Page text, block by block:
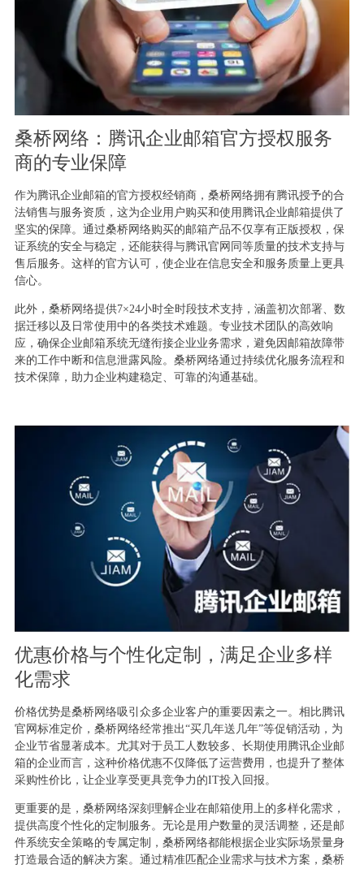
桑桥网络：腾讯企业邮箱官方授权服务
商的专业保障
作为腾讯企业邮箱的官方授权经销商，桑桥网络拥有腾讯授予的合
法销售与服务资质，这为企业用户购买和使用腾讯企业邮箱提供了
坚实的保障。通过桑桥网络购买的邮箱产品不仅享有正版授权，保
证系统的安全与稳定，还能获得与腾讯官网同等质量的技术支持与
售后服务。这样的官方认可，使企业在信息安全和服务质量上更具
信心。
此外，桑桥网络提供7×24小时全时段技术支持，涵盖初次部署、数
据迁移以及日常使用中的各类技术难题。专业技术团队的高效响
应，确保企业邮箱系统无缝衔接企业业务需求，避免因邮箱故障带
来的工作中断和信息泄露风险。桑桥网络通过持续优化服务流程和
技术保障，助力企业构建稳定、可靠的沟通基础。
优惠价格与个性化定制，满足企业多样
化需求
价格优势是桑桥网络吸引众多企业客户的重要因素之一。相比腾讯
官网标准定价，桑桥网络经常推出“买几年送几年”等促销活动，为
企业节省显著成本。尤其对于员工人数较多、长期使用腾讯企业邮
箱的企业而言，这种价格优惠不仅降低了运营费用，也提升了整体
采购性价比，让企业享受更具竞争力的IT投入回报。
更重要的是，桑桥网络深刻理解企业在邮箱使用上的多样化需求，
提供高度个性化的定制服务。无论是用户数量的灵活调整，还是邮
件系统安全策略的专属定制，桑桥网络都能根据企业实际场景量身
打造最合适的解决方案。通过精准匹配企业需求与技术方案，桑桥